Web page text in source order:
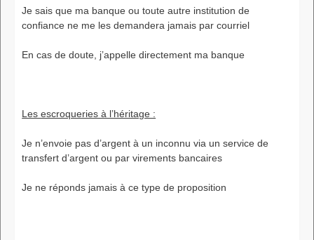
Je sais que ma banque ou toute autre institution de
confiance ne me les demandera jamais par courriel
En cas de doute, j’appelle directement ma banque
Les escroqueries à l’héritage :
Je n’envoie pas d’argent à un inconnu via un service de
transfert d’argent ou par virements bancaires
Je ne réponds jamais à ce type de proposition